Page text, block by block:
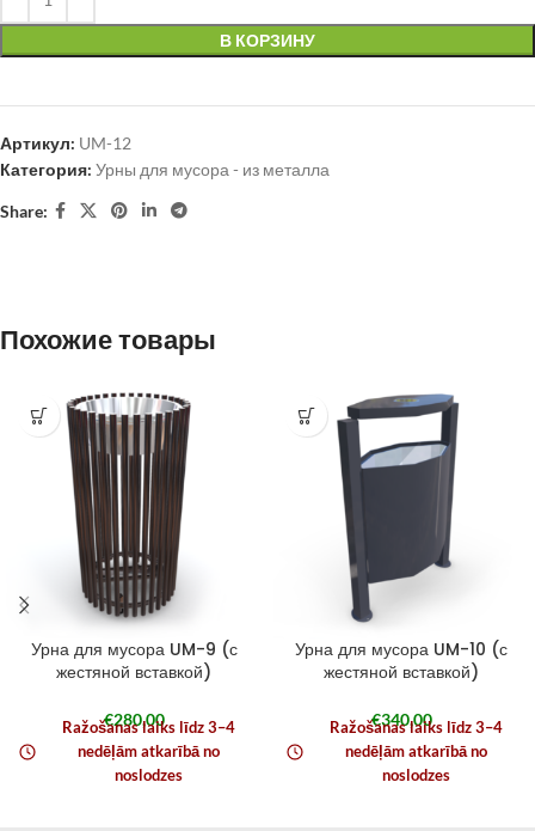
В КОРЗИНУ
Артикул: UM-12
Категория: Урны для мусора - из металла
Share:
Похожие товары
Урна для мусора UM-9 (с
жестяной вставкой)
€280,00
Ražošanas laiks līdz 3–4
nedēļām atkarībā no
noslodzes
Урна для мусора UM-10 (с
жестяной вставкой)
€340,00
Ražošanas laiks līdz 3–4
nedēļām atkarībā no
noslodzes